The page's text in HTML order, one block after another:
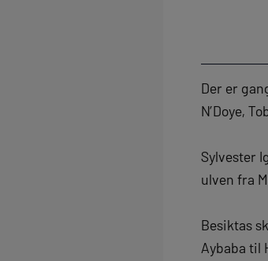
Der er
N’Doye,
Sylvester
ulven fra
Besiktas
Aybaba til